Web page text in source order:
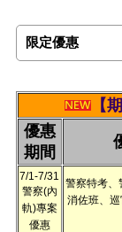
限定優惠
【
優惠
期間
7/1-7/31
警察(內
軌)專案
優惠
警察特考、
消佐班、